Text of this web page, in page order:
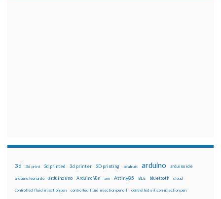
3d 3d print 3d printed 3d printer 3D printing adafruit arduino arduino ide
arduino leonardo arduino uno Arduino Yún arm Attiny85 BLE bluetooth cloud
controlled fluid injection pen controlled fluid injection pencil controlled silicon injection pen